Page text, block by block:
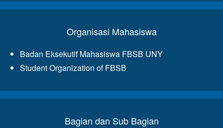
Organisasi Mahasiswa
Badan Eksekutif Mahasiswa FBSB UNY
Student Organization of FBSB
Bagian dan Sub Bagian